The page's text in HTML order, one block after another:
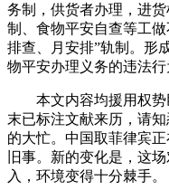
务制，供货者办理，进
制、食物平安自查等工
排查、月安排”轨制。形
物平安办理义务的违法行
本文内容均援用权势
末已标注文献来历，请
的大忙。中国取菲律宾
旧事。新的变化是，这
入，环境变得十分棘手。